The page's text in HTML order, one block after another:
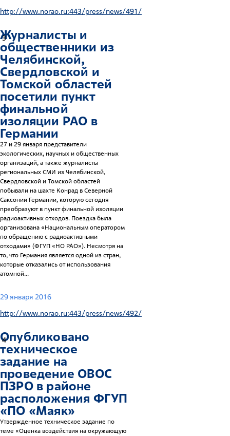
http://www.norao.ru:443/press/news/491/
3
Журналисты и
общественники из
Челябинской,
Свердловской и
Томской областей
посетили пункт
финальной
изоляции РАО в
Германии
27 и 29 января представители
экологических, научных и общественных
организаций, а также журналисты
региональных СМИ из Челябинской,
Свердловской и Томской областей
побывали на шахте Конрад в Северной
Саксонии Германии, которую сегодня
преобразуют в пункт финальной изоляции
радиоактивных отходов. Поездка была
организована «Национальным оператором
по обращению с радиоактивными
отходами» (ФГУП «НО РАО»). Несмотря на
то, что Германия является одной из стран,
которые отказались от использования
атомной...
29 января 2016
http://www.norao.ru:443/press/news/492/
4
Опубликовано
техническое
задание на
проведение ОВОС
ПЗРОв районе
расположения ФГУП
«ПО «Маяк»
Утвержденное техническое задание по
теме «Оценка воздействия на окружающую